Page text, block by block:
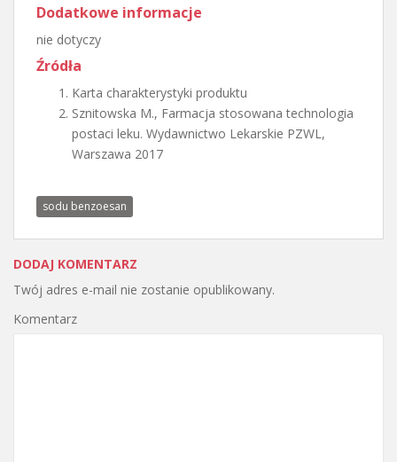
Dodatkowe informacje
nie dotyczy
Źródła
Karta charakterystyki produktu
Sznitowska M., Farmacja stosowana technologia
postaci leku. Wydawnictwo Lekarskie PZWL,
Warszawa 2017
sodu benzoesan
DODAJ KOMENTARZ
Twój adres e-mail nie zostanie opublikowany.
Komentarz